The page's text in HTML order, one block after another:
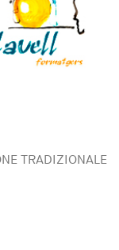
TRADIZIONALE